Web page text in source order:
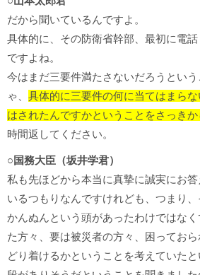
だから聞いているんですよ。
具体的に、その防衛省幹部、最初に電
ですよね。
今はまだ三要件満たさないだろうとい
ゃ、 具体的に三要件の何に当てはまら
はされたんですかということをさっきか
時間返してください。
○国務大臣（坂井学君）
私も先ほどから本当に真摯に誠実にお
いるつもりなんですけれども、つまり
かんぬんという頭があったわけではな
た方々、要は被災者の方々、困ってお
どり着けるかということを考えていた